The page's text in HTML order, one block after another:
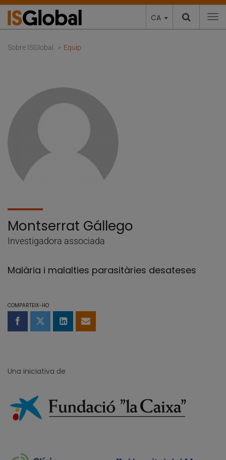
CA
Sobre ISGlobal Equip
Montserrat Gállego
Investigadora associada
Malària i malalties parasitàries desateses
COMPARTEIX-HO
Compartir a Facebook
Compartir a Twitter
Comparteix a LinkedIn
Comparteix per email
Una iniciativa de